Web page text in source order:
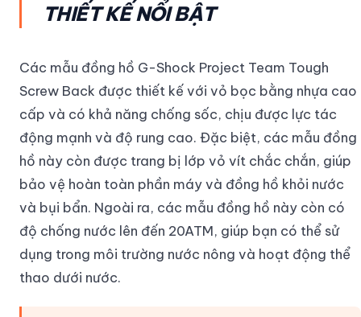
THIẾT KẾ NỔI BẬT
Các mẫu đồng hồ G-Shock Project Team Tough
Screw Back được thiết kế với vỏ bọc bằng nhựa cao
cấp và có khả năng chống sốc, chịu được lực tác
động mạnh và độ rung cao. Đặc biệt, các mẫu đồng
hồ này còn được trang bị lớp vỏ vít chắc chắn, giúp
bảo vệ hoàn toàn phần máy và đồng hồ khỏi nước
và bụi bẩn. Ngoài ra, các mẫu đồng hồ này còn có
độ chống nước lên đến 20ATM, giúp bạn có thể sử
dụng trong môi trường nước nông và hoạt động thể
thao dưới nước.